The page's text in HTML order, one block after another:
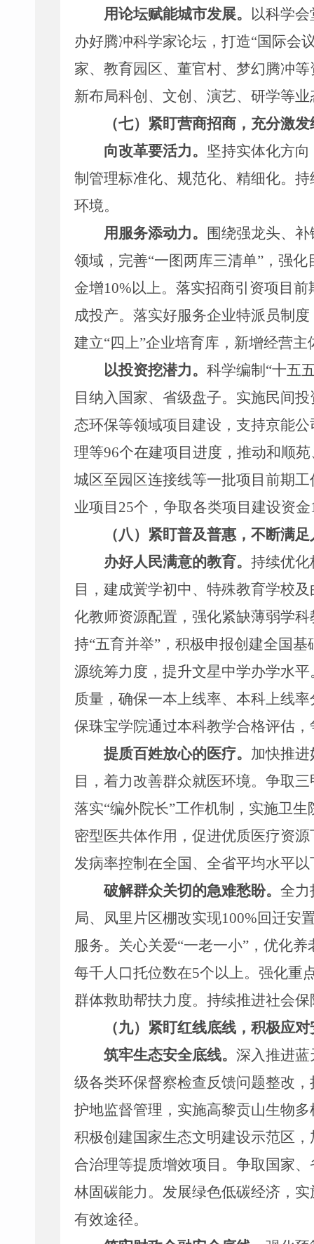
用论坛赋能城市发展。
以科学
办好腾冲科学家论坛， 打造“国际会
家、教育园区、董官村、梦幻腾冲等
新布局科创、文创、演艺、研学等
（七）紧盯营商招商 ，充分激
向改革要活力。 坚持实体化方
制管理标准化、规范化、精细化。 持
环境。
用服务添动力。
围绕强龙头、
领域， 完善“一图两库三清单” ，强
金增10%以上。落实招商引资项目
成投产。 落实好服务企业特派员制度
建立“四上”企业培育库，新增经营主
以投资挖潜力。 科学编制 “十五
目纳入国家、省级盘子。 实施民间
态环保等领域项目建设，支持京能
理等96个在建项目进度， 推动和顺苑
城区至园区连接线等一批项目前期工
业项目 25个，争取各类项目建设资金
（八）紧盯普及普惠，不断满
办好人民满意的教育。 持续优化
目， 建成黉学初中、 特殊教育学校及
化教师资源配置，强化紧缺薄弱学
持“五育并举” ，积极申报创建全国
源统筹力度，提升文星中学办学水
质量，确保一本上线率、本科上线
保珠宝学院通过本科教学合格评估
提质百姓放心的医疗。 加快推
目 ，着力改善群众就医环境。 争取三
落实“编外院长”工作机制， 实施卫生
密型医共体作用，促进优质医疗资源
发病率控制在全国、全省平均水平以
破解群众关切的急难愁盼。 全力
局、凤里片区棚改实现100%回迁安
服务。 关心关爱“一老一小” ， 优化养
每千人口托位数在5个以上。 强化重
群体救助帮扶力度。持续推进社会
（九）紧盯红线底线，积极应
筑牢生态安全底线。 深入推进
级各类环保督察检查反馈问题整改 ，
护地监督管理 ， 实施高黎贡山生物
积极创建国家生态文明建设示范区，
合治理等提质增效项目。争取国家、
林固碳能力。 发展绿色低碳经济， 实
有效途径。